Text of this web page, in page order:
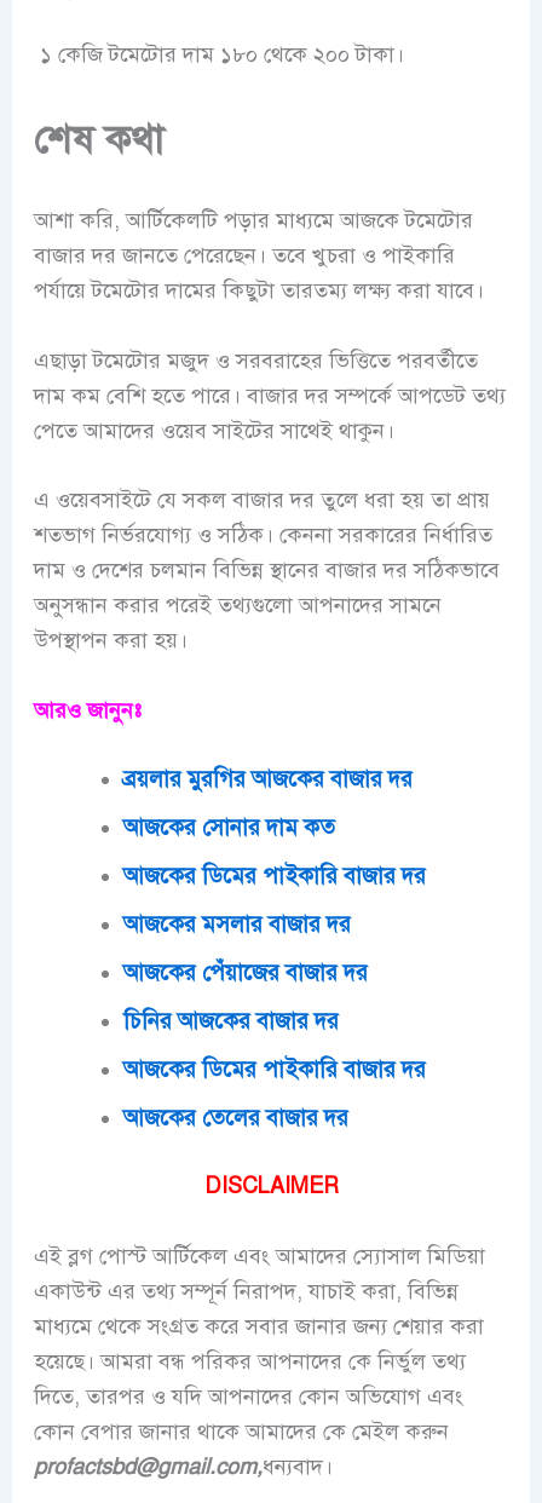
১ কেজিটমেটোর দাম ১৮০ থেকে ২০০ টাকা।
শেষ কথা
আশা করি, আর্টিকেলটি পড়ার মাধ্যমে আজকে টমেটোর
বাজার দর জানতে পেরেছেন। তবে খুচরা ও পাইকারি
পর্যায়ে টমেটোর দামের কিছুটা তারতম্য লক্ষ্য করা যাবে।
এছাড়া টমেটোর মজুদ ও সরবরাহের ভিত্তিতে পরবর্তীতে
দাম কম বেশি হতে পারে। বাজার দর সম্পর্কে আপডেট তথ্য
পেতে আমাদের ওয়েব সাইটের সাথেই থাকুন।
এ ওয়েবসাইটে যে সকল বাজার দর তুলে ধরা হয় তা প্রায়
শতভাগ নির্ভরযোগ্য ও সঠিক। কেননা সরকারের নির্ধারিত
দাম ও দেশের চলমান বিভিন্ন স্থানের বাজার দর সঠিকভাবে
অনুসন্ধান করার পরেই তথ্যগুলো আপনাদের সামনে
উপস্থাপন করা হয়।
আরও জানুনঃ
ব্রয়লার মুরগির আজকের বাজার দর
আজকের সোনার দাম কত
আজকের ডিমের পাইকারি বাজার দর
আজকের মসলার বাজার দর
আজকের পেঁয়াজের বাজার দর
চিনির আজকের বাজার দর
আজকের ডিমের পাইকারি বাজার দর
আজকের তেলের বাজার দর
DISCLAIMER
এই ব্লগ পোস্ট আর্টিকেল এবং আমাদের স্যোসাল মিডিয়া
একাউন্ট এর তথ্য সম্পূর্ন নিরাপদ, যাচাই করা, বিভিন্ন
মাধ্যমে থেকে সংগ্রত করে সবার জানার জন্য শেয়ার করা
হয়েছে। আমরা বন্ধ পরিকর আপনাদের কে নির্ভুল তথ্য
দিতে, তারপর ও যদি আপনাদের কোন অভিযোগ এবং
কোন বেপার জানার থাকে আমাদের কে মেইল করুন
profactsbd@gmail.com,ধন্যবাদ।